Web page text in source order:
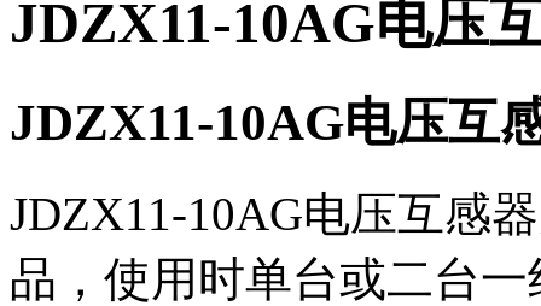
JDZX11-10AG电压
JDZX11-10AG电压互
JDZX11-10AG电压互感
品，使用时单台或二台一